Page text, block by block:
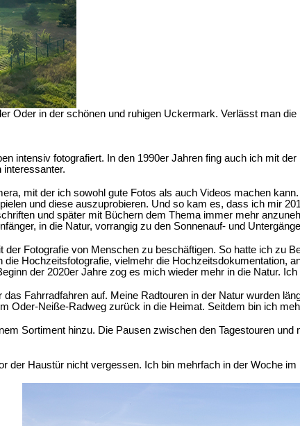
Oder in der schönen und ruhigen Uckermark. Verlässt man
intensiv fotografiert. In den 1990er Jahren fing auch ich mit
mit der ich sowohl gute Fotos als auch Videos machen
und diese auszuprobieren. Und so kam es, dass ich mir
und später mit Büchern dem Thema immer mehr
in die Natur, vorrangig zu den Sonnenauf- und
der Fotografie von Menschen zu beschäftigen. So hatte ich
Hochzeitsfotografie, vielmehr die Hochzeitsdokumentation,
der 2020er Jahre zog es mich wieder mehr in die Natur.
Fahrradfahren auf. Meine Radtouren in der Natur wurden
Oder-Neiße-Radweg zurück in die Heimat. Seitdem bin ich
Sortiment hinzu. Die Pausen zwischen den Tagestouren
der Haustür nicht vergessen. Ich bin mehrfach in der Woche